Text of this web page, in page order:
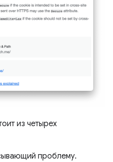
из четырех
проблему.